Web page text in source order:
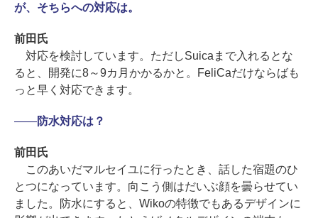
が、そちらへの対応は。
前田氏
対応を検討しています。ただしSuicaまで入れるとな
ると、開発に8～9カ月かかるかと。FeliCaだけならばも
っと早く対応できます。
――防水対応は？
前田氏
このあいだマルセイユに行ったとき、話した宿題のひ
とつになっています。向こう側はだいぶ顔を曇らせてい
ました。防水にすると、Wikoの特徴でもあるデザインに